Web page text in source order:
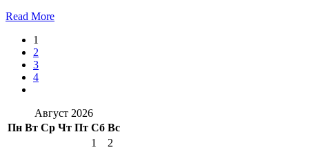
Read More
1
2
3
4
Август 2026
Пн Вт Ср Чт Пт Сб Вс
1
2